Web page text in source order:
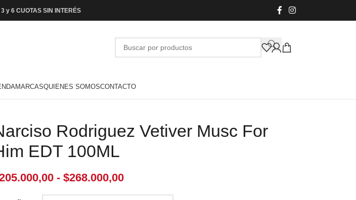
y 6 CUOTAS SIN INTERÉS
MARCASQUIENES SOMOSCONTACTO
Rodriguez Vetiver Musc For
EDT 100ML
- $268.000,00